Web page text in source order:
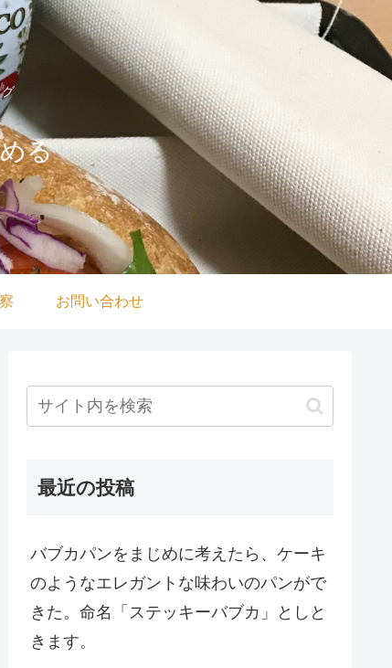
る
お問い合わせ
最近の投稿
バブカパンをまじめに考えたら、ケーキ
のようなエレガントな味わいのパンがで
きた。命名「ステッキーバブカ」としと
きます。